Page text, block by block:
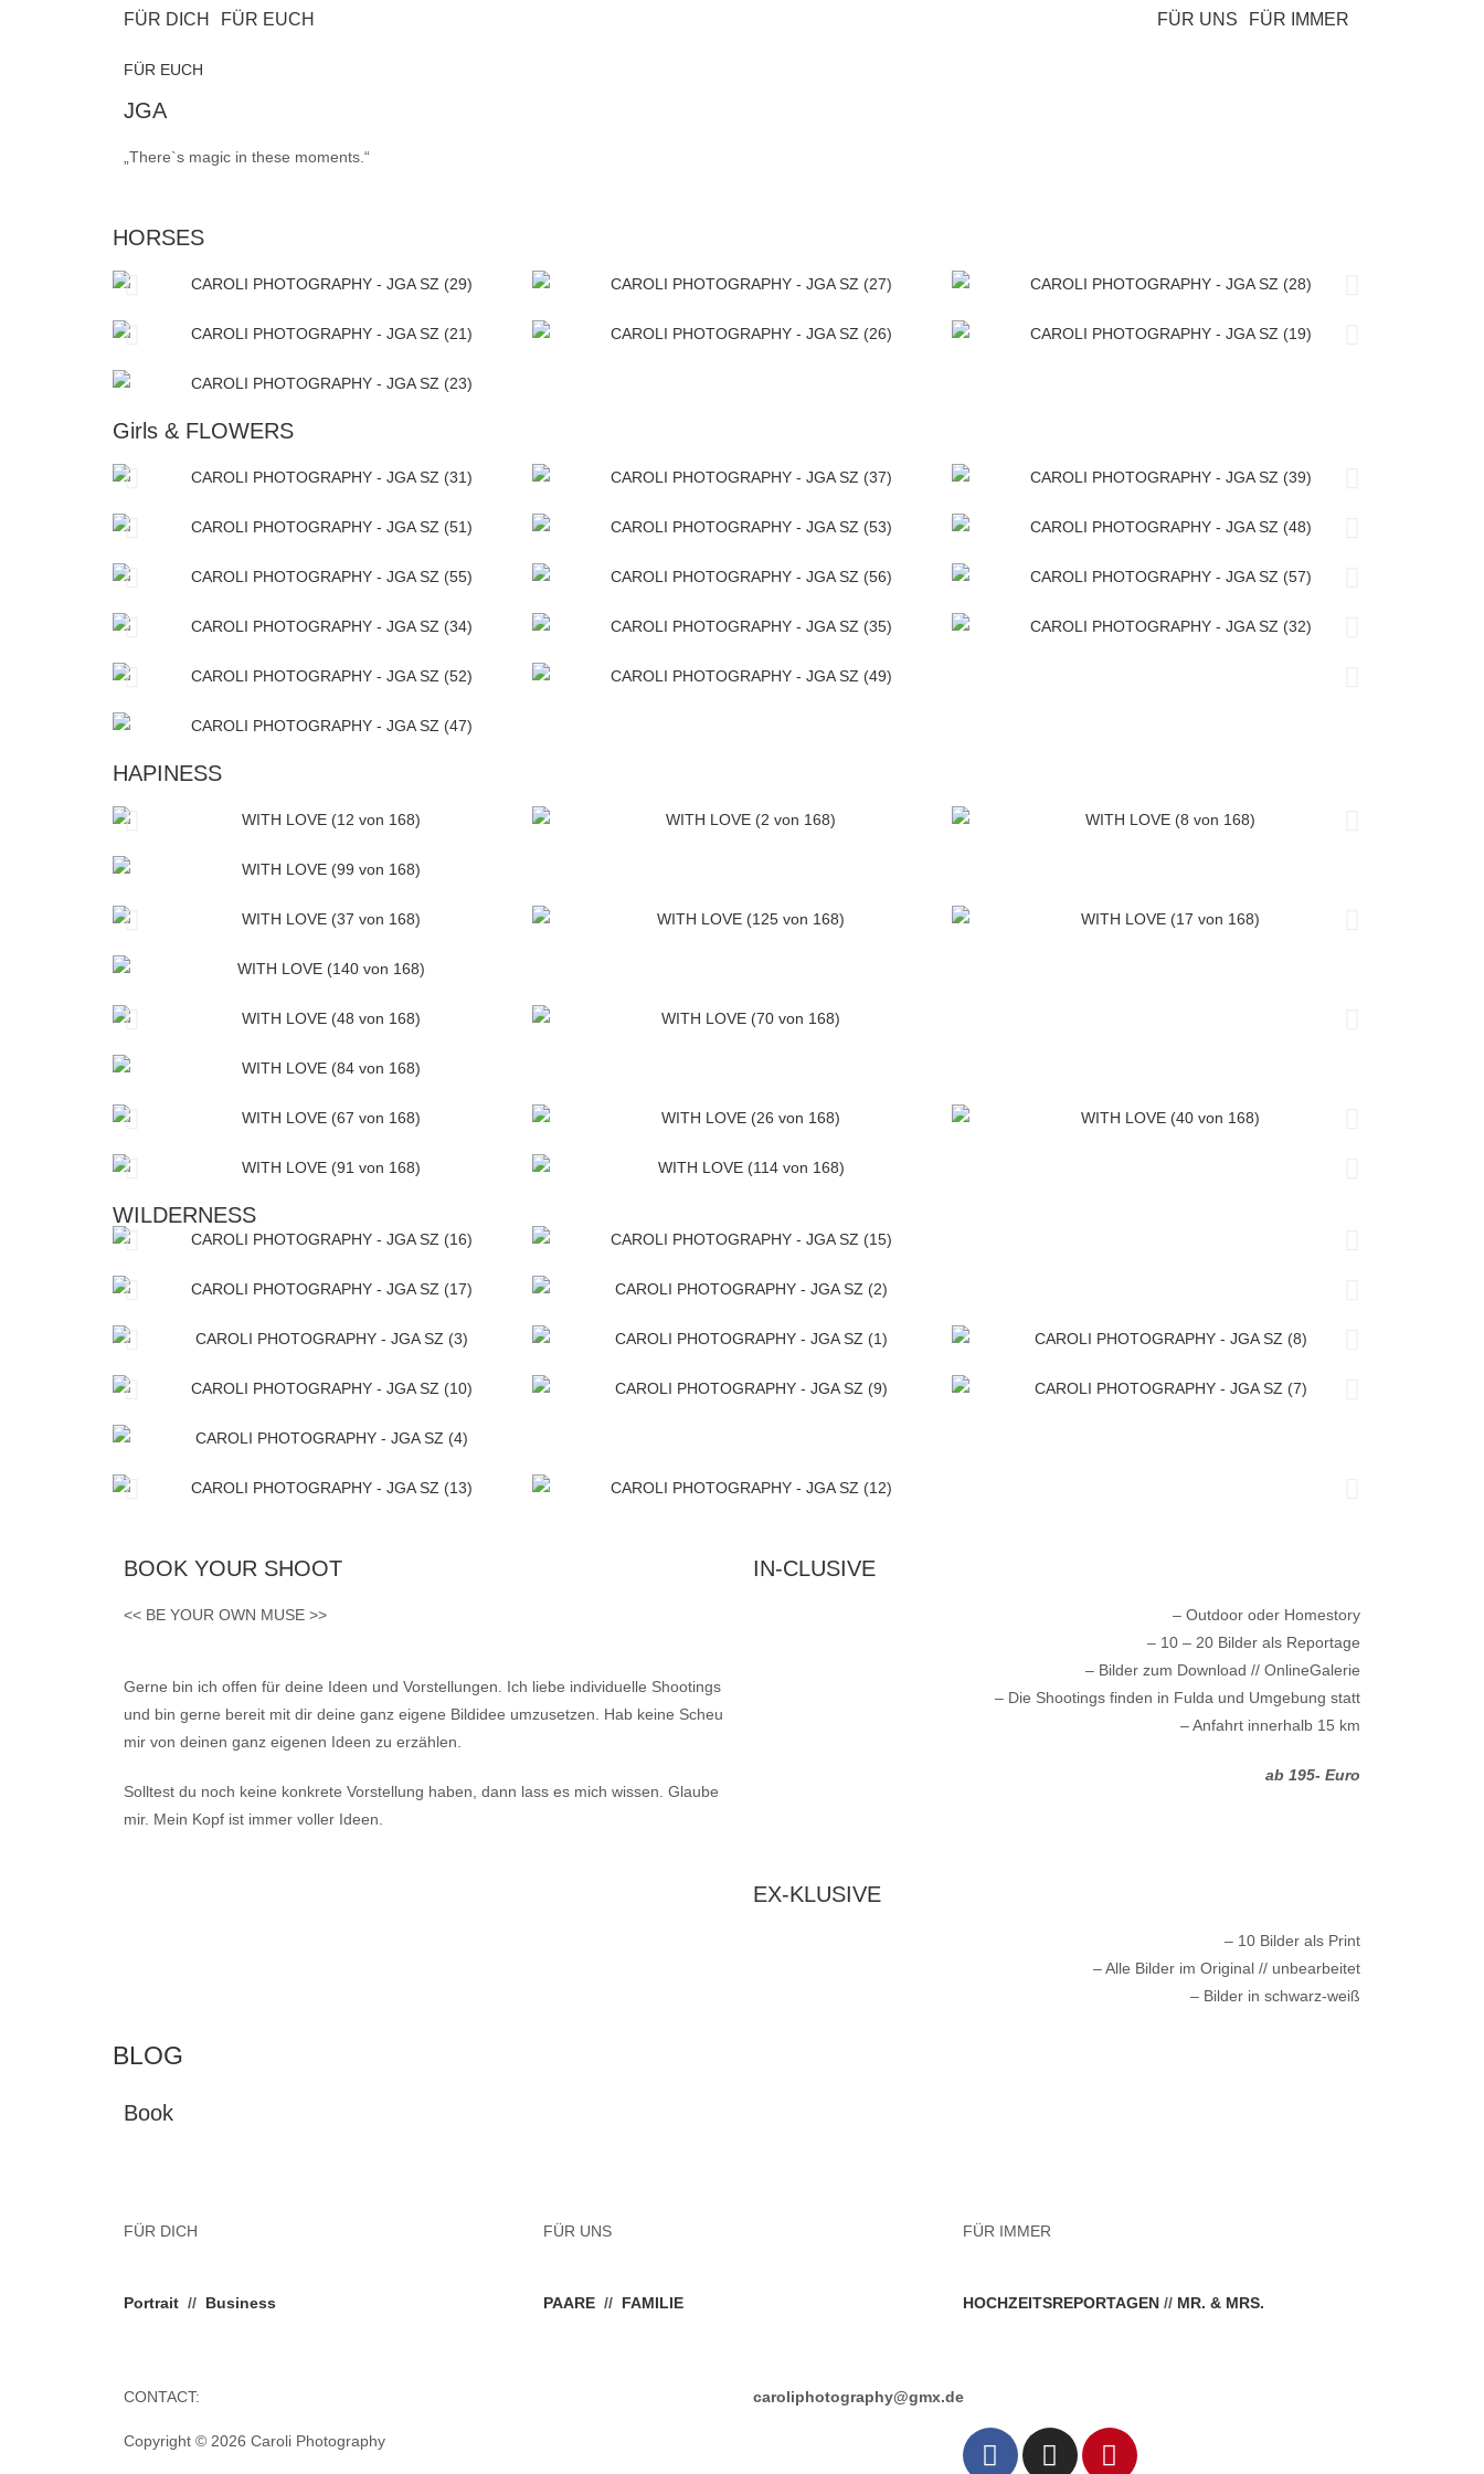
FÜR DICH FÜR EUCH FÜR UNS FÜR IMMER
FÜR EUCH
JGA
„There`s magic in these moments.“
HORSES
Girls & FLOWERS
HAPINESS
WILDERNESS
BOOK YOUR SHOOT
<< BE YOUR OWN MUSE >>
Gerne bin ich offen für deine Ideen und Vorstellungen. Ich liebe individuelle Shootings
und bin gerne bereit mit dir deine ganz eigene Bildidee umzusetzen. Hab keine Scheu
mir von deinen ganz eigenen Ideen zu erzählen.
Solltest du noch keine konkrete Vorstellung haben, dann lass es mich wissen. Glaube
mir. Mein Kopf ist immer voller Ideen.
IN-CLUSIVE
– Outdoor oder Homestory
– 10 – 20 Bilder als Reportage
– Bilder zum Download // OnlineGalerie
– Die Shootings finden in Fulda und Umgebung statt
– Anfahrt innerhalb 15 km
ab 195- Euro
EX-KLUSIVE
– 10 Bilder als Print
– Alle Bilder im Original // unbearbeitet
– Bilder in schwarz-weiß
BLOG
Book
FÜR DICH
Portrait // Business
FÜR UNS
PAARE// FAMILIE
FÜR IMMER
HOCHZEITSREPORTAGEN// MR. & MRS.
CONTACT: caroliphotography@gmx.de
Copyright © 2026 Caroli Photography